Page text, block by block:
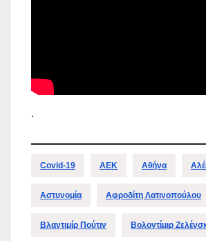
.
Covid-19 ΑΕΚ Αθήνα
Αστυνομία Αφροδίτη Λατινοπούλου
Βλαντιμίρ Πούτιν Βολοντίμιρ